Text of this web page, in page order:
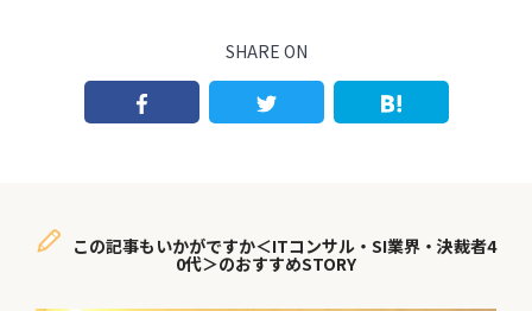
SHARE ON
この記事もいかがですか＜ITコンサル・SI業界・決裁者4
0代＞のおすすめSTORY